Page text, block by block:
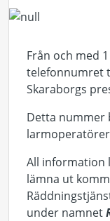
Från och med
telefonnumret
Skaraborgs
Detta nummer
All information
lämna ut
under namnet